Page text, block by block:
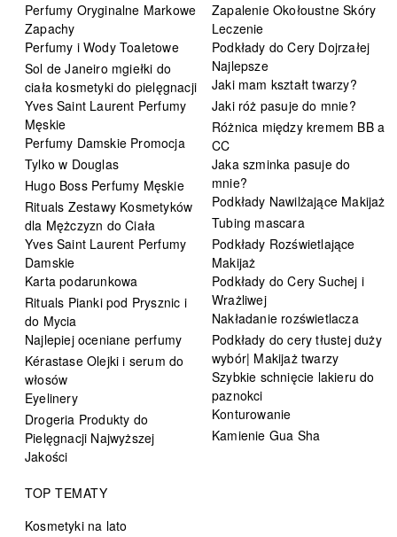
Perfumy Oryginalne Markowe
Zapachy
Perfumy i Wody Toaletowe
Sol de Janeiro mgiełki do
ciała kosmetyki do pielęgnacji
Yves Saint Laurent Perfumy
Męskie
Perfumy Damskie Promocja
Tylko w Douglas
Hugo Boss Perfumy Męskie
Rituals Zestawy Kosmetyków
dla Mężczyzn do Ciała
Yves Saint Laurent Perfumy
Damskie
Karta podarunkowa
Rituals Pianki pod Prysznic i
do Mycia
Najlepiej oceniane perfumy
Kérastase Olejki i serum do
włosów
Eyelinery
Drogeria Produkty do
Pielęgnacji Najwyższej
Jakości
Zapalenie Okołoustne Skóry
Leczenie
Podkłady do Cery Dojrzałej
Najlepsze
Jaki mam kształt twarzy?
Jaki róż pasuje do mnie?
Różnica między kremem BB a
CC
Jaka szminka pasuje do
mnie?
Podkłady Nawilżające Makijaż
Tubing mascara
Podkłady Rozświetlające
Makijaż
Podkłady do Cery Suchej i
Wrażliwej
Nakładanie rozświetlacza
Podkłady do cery tłustej duży
wybór| Makijaż twarzy
Szybkie schnięcie lakieru do
paznokci
Konturowanie
Kamienie Gua Sha
TOP TEMATY
Kosmetyki na lato